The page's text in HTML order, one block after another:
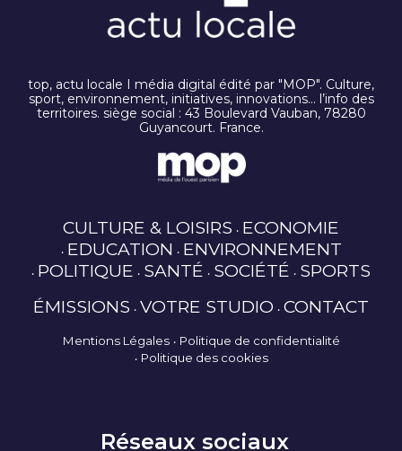
top, actu locale I média digital édité par "MOP". Culture,
sport, environnement, initiatives, innovations… l’info des
territoires. siège social : 43 Boulevard Vauban, 78280
Guyancourt. France.
CULTURE & LOISIRS ECONOMIE
EDUCATION ENVIRONNEMENT
POLITIQUE SANTÉ SOCIÉTÉ SPORTS
ÉMISSIONS VOTRE STUDIO CONTACT
Mentions Légales
Politique de confidentialité
Politique des cookies
Réseaux sociaux